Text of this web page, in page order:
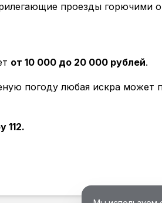
проезды горючими
от 10 000 до 20 000 рублей.
погоду любая искра может
112.